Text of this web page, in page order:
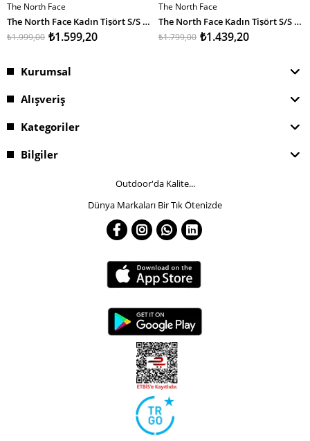
SEPETE EKLE
The North Face
The North Face Kadın Tişört S/S Easy Tee
₺1.599,20
₺1.999,00
SEPETE EKLE
The North Face
The North Face Kadın Tişört S/S Neverstopexploring Tee-Eu
₺1.439,20
₺1.799,00
Kurumsal
Alışveriş
Kategoriler
Bilgiler
Outdoor'da Kalite...
Dünya Markaları Bir Tık Ötenizde